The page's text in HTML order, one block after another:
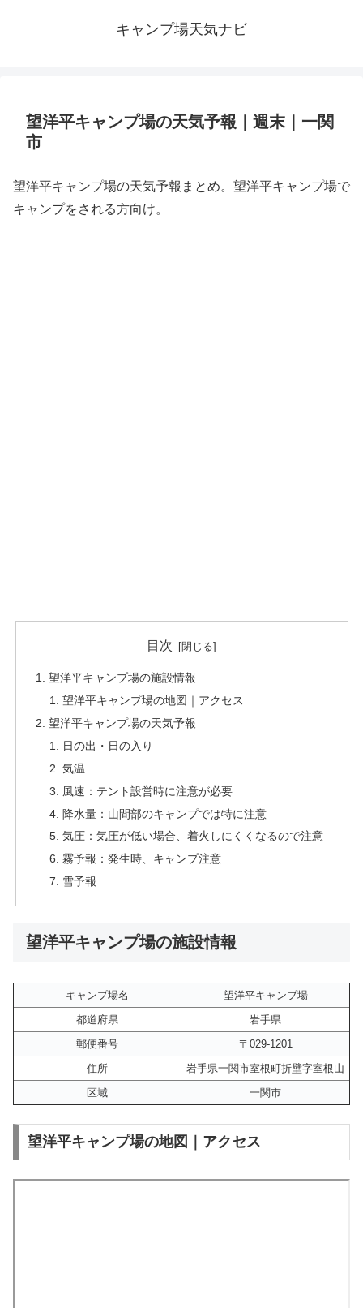
キャンプ場天気ナビ
望洋平キャンプ場の天気予報｜週末｜一関
市
望洋平キャンプ場の天気予報まとめ。望洋平キャンプ場で
キャンプをされる方向け。
目次
望洋平キャンプ場の施設情報
望洋平キャンプ場の地図｜アクセス
望洋平キャンプ場の天気予報
日の出・日の入り
気温
風速：テント設営時に注意が必要
降水量：山間部のキャンプでは特に注意
気圧：気圧が低い場合、着火しにくくなるので注意
霧予報：発生時、キャンプ注意
雪予報
望洋平キャンプ場の施設情報
キャンプ場名
望洋平キャンプ場
都道府県
岩手県
郵便番号
〒029-1201
住所
岩手県一関市室根町折壁字室根山
区域
一関市
望洋平キャンプ場の地図｜アクセス